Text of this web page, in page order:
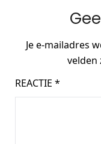
Je e-mailadres
velden
REACTIE *